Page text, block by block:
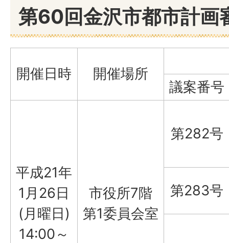
第60回金沢市都市計画
開催日時 開催場所
議案番号
平成21年
1月26日
(月曜日)
14:00～
市役所7階
第1委員会室
第282号
第283号